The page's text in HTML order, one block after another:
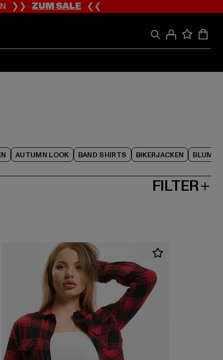
❯❯ZUM SALE❮❮
AUTUMN LOOK BAND SHIRTS BIKERJACKEN
FILTER